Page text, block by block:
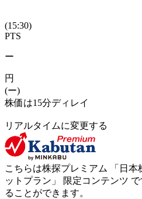
(15:30)
PTS
ー
円
(ー)
株価は15分ディレイ
リアルタイムに変更する
こちらは株探プレミアム 「 日本
ットプラン 」 限定コンテンツ
ることができます。